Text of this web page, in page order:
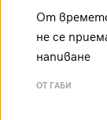
От
не се
напиване
ОТ ГАБИ